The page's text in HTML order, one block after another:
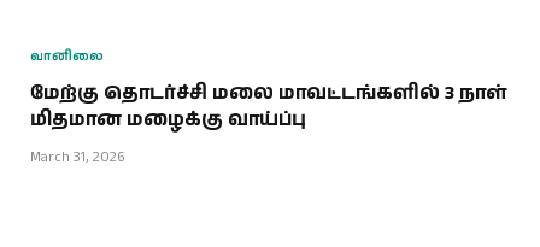
வானிலை
மேற்கு தொடர்ச்சி மலை மாவட்டங்களில் 3 நாள்
மிதமான மழைக்கு வாய்ப்பு
March 31, 2026